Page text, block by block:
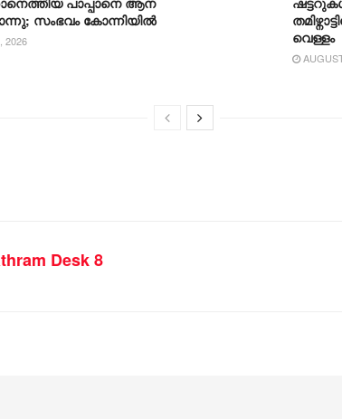
സംഭവം കോന്നിയിൽ
2026
വെള്ളം
Desk 8